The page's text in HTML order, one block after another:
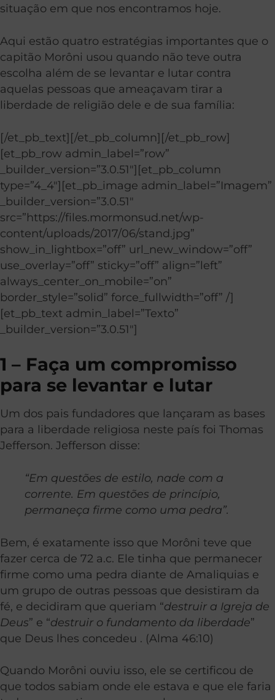
situação em que nos encontramos hoje.
Aqui estão quatro estratégias importantes que o
capitão Morôni usou quando não teve outra
escolha além de se levantar e lutar contra
aquelas pessoas que ameaçavam tirar a
liberdade de religião dele e de sua família:
[/et_pb_text][/et_pb_column][/et_pb_row]
[et_pb_row admin_label=”row”
_builder_version=”3.0.51″][et_pb_column
type=”4_4″][et_pb_image admin_label=”Imagem”
_builder_version=”3.0.51″
src=”https://files.mormonsud.net/wp-
content/uploads/2017/06/stand.jpg”
show_in_lightbox=”off” url_new_window=”off”
use_overlay=”off” sticky=”off” align=”left”
always_center_on_mobile=”on”
border_style=”solid” force_fullwidth=”off” /]
[et_pb_text admin_label=”Texto”
_builder_version=”3.0.51″]
1 – Faça um compromisso
para se levantar e lutar
Um dos pais fundadores que lançaram as bases
para a liberdade religiosa neste país foi Thomas
Jefferson. Jefferson disse:
“Em questões de estilo, nade com a
corrente. Em questões de princípio,
permaneça firme como uma pedra”.
Bem, é exatamente isso que Morôni teve que
fazer cerca de 72 a.c. Ele tinha que permanecer
firme como uma pedra diante de Amaliquias e
um grupo de outras pessoas que desistiram da
fé, e decidiram que queriam “destruir a Igreja de
Deus” e “destruir o fundamento da liberdade”
que Deus lhes concedeu . (Alma 46:10)
Quando Morôni ouviu isso, ele se certificou de
que todos sabiam onde ele estava e que ele faria